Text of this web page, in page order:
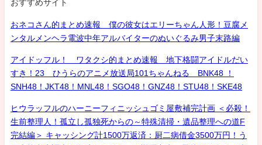
おすすめサイト
おネコさん的まとめ速報 僕の彼女はエリーちゃん人形！豆腐メ
ンタルメンヘラ電波中年アルバイターのぬいぐるみ男子末路編
アイドッフル！ ワタクシ的まとめ速報 地下格闘アイドルだい
すき！23 ひうらのアニメ放送局101ちゃんねる BNK48 ！
SNH48！JKT48！MNL48！SGO48！GNZ48！STU48！SKE48
ヒウラッフルのハーニーフィニッシュゴミ屋敷補完計画 ＜必殺！
生前整理人！孤立し孤独死からの～特殊清掃・遺品整理への道F
完結編＞ キャッシング計1500万返済：厨二病借金3500万円！う